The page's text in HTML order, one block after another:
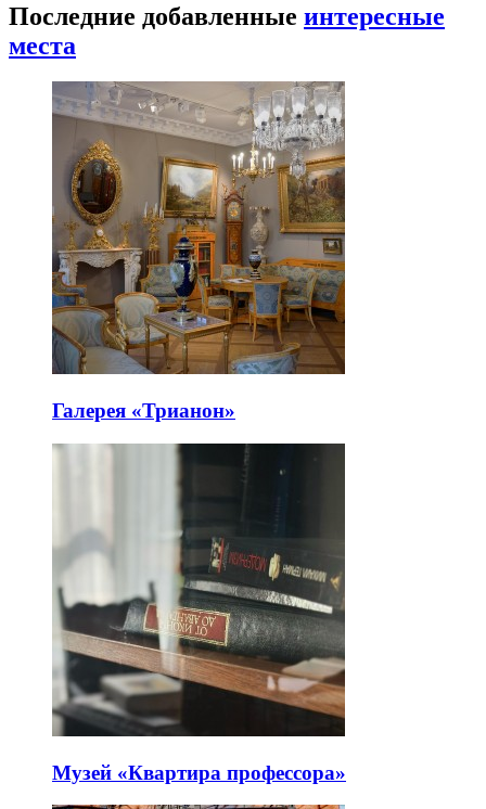
Последние добавленные интересные
места
Галерея «Трианон»
Музей «Квартира профессора»